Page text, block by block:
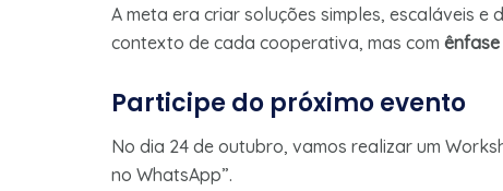
A meta era criar soluções simples, escaláveis
contexto de cada cooperativa, mas com ênfase
Participe do próximo evento
No dia 24 de outubro, vamos realizar um
no WhatsApp”.